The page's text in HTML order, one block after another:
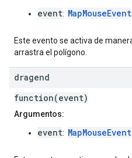
event: MapMouseEvent
Este evento se activa de
arrastra el polígono.
dragend
function(event)
Argumentos:
event: MapMouseEvent